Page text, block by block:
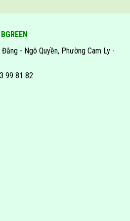
- Ngô Quyền, Phường Cam Ly -
99 81 82